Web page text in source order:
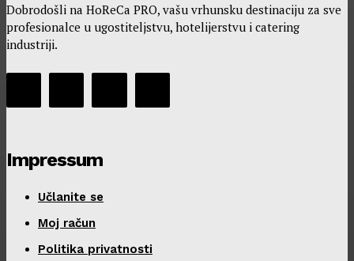
Dobrodošli na HoReCa PRO, vašu vrhunsku destinaciju za sve
profesionalce u ugostiteljstvu, hotelijerstvu i catering
industriji.
Impressum
Učlanite se
Moj račun
Politika privatnosti